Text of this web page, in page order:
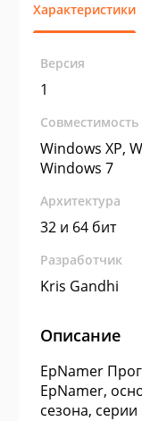
Характеристики
Версия
1
Совместимость
Windows XP,
Windows 7
Архитектура
32 и 64 бит
Разработчик
Kris Gandhi
Описание
EpNamer
EpNamer,
сезона,